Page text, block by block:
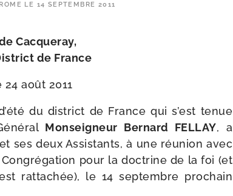
LE 14 SEPTEMBRE 2011
Cacqueray,
de France
août 2011
du dis­trict de France qui s’est tenue
Monseigneur Bernard FELLAY, a
ses deux Assistants, à une réunion avec
pour la doc­trine de la foi (et
rat­ta­chée), le 14 sep­tembre pro­chain